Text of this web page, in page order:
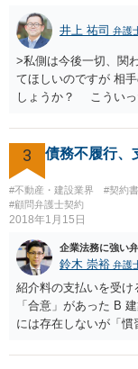
井上 祐司 弁護
>私側は今後一切、関
てほしいのですが 相
しょうか？ こういっ
には、ご質問のよう
示談書に記載するも
ないことを相互に確
です。 以上に加え、
談条件のとおり示談が
てはどんな事情が生じ
議，請求の申立をし
がありますが、この条
には今後一切裁判を
し、予測できない後
ので、上記の清算条
3 債務不履行、
#不動産・建設業界 #契約
#顧問弁護士契約
2018年1月15日
企業法務に強い
鈴木 崇裕 弁護
紹介料の支払いを受
「合意」があった B
には存在しないが「
っとも、裁判所は「